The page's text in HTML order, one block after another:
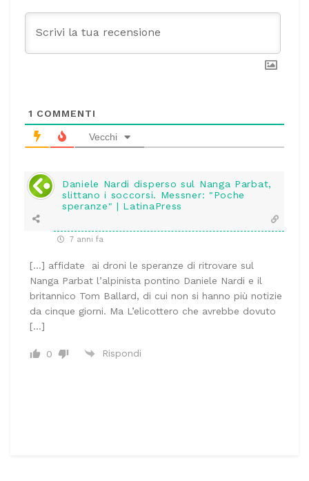
1 COMMENTI
Vecchi
Daniele Nardi disperso sul Nanga Parbat,
slittano i soccorsi. Messner: "Poche
speranze" | LatinaPress
7 anni fa
[…] affidate ai droni le speranze di ritrovare sul
Nanga Parbat l’alpinista pontino Daniele Nardi e il
britannico Tom Ballard, di cui non si hanno più notizie
da cinque giorni. Ma L’elicottero che avrebbe dovuto
[…]
0 Rispondi